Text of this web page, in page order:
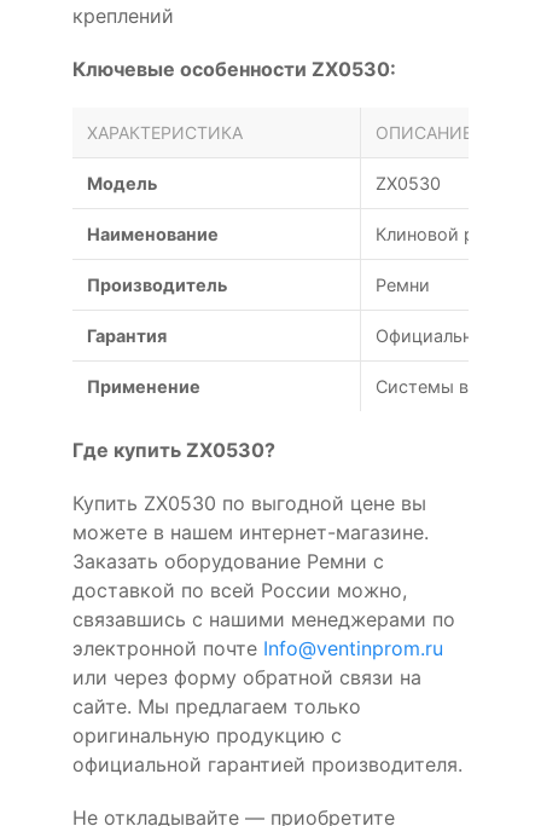
креплений
Ключевые особенности ZX0530:
ХАРАКТЕРИСТИКА ОПИСАНИЕ
Модель ZX0530
Наименование Клиновой ремень
Производитель Ремни
Гарантия Официальная
Применение Системы
Где купить ZX0530?
Купить ZX0530 по выгодной цене вы
можете в нашем интернет-магазине.
Заказать оборудование Ремни с
доставкой по всей России можно,
связавшись с нашими менеджерами по
электронной почте Info@ventinprom.ru
или через форму обратной связи на
сайте. Мы предлагаем только
оригинальную продукцию с
официальной гарантией производителя.
Не откладывайте — приобретите